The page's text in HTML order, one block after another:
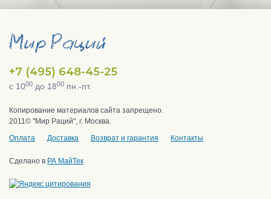
+7 (495) 648-45-25
с 1000 до 1800 пн.-пт.
Копирование материалов сайта запрещено.
2011© "Мир Раций", г. Москва.
Оплата
Доставка Возврат и гарантия Контакты
Сделано в РА МайТек